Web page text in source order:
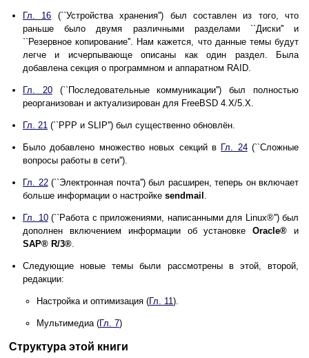
Гл. 16 (``Устройства хранения'') был составлен из того, что
раньше было двумя различными разделами ``Диски'' и
``Резервное копирование''. Нам кажется, что данные темы будут
легче и исчерпывающе описаны как один раздел. Была
добавлена секция о программном и аппаратном RAID.
Гл. 20(``Последовательные коммуникации'') был полностью
реорганизован и актуализирован для FreeBSD 4.X/5.X.
Гл. 21 (``PPP и SLIP'') был существенно обновлён.
Было добавлено множество новых секций в Гл. 24(``Сложные
вопросы работы в сети'').
Гл. 22(``Электронная почта'') был расширен, теперь он включает
больше информации о настройке sendmail .
Гл. 10(``Работа с приложениями, написанными для Linux®'') был
дополнен включением информации об установкеOracle® и
SAP® R/3®.
Следующие новые темы были рассмотрены в этой, второй,
редакции:
Настройка и оптимизация (Гл. 11).
Мультимедиа (Гл. 7)
Структура этой книги